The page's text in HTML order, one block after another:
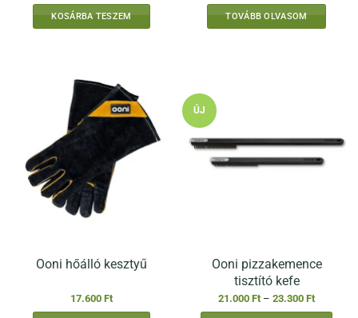
KOSÁRBA TESZEM TOVÁBB OLVASOM
Ooni hőálló kesztyű
17.600 Ft
ÚJ
Ooni pizzakemence
tisztító kefe
21.000 Ft – 23.300 Ft